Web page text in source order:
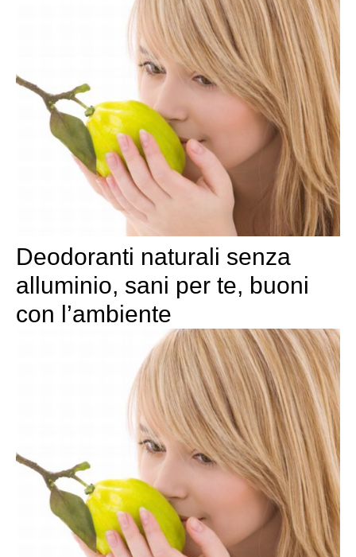
Deodoranti naturali senza
alluminio, sani per te, buoni
con l’ambiente